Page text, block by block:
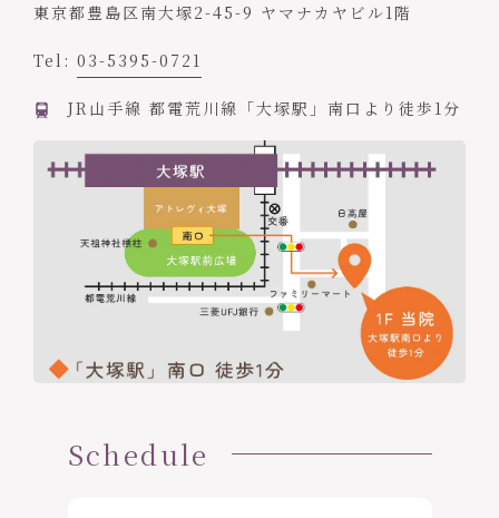
東京都豊島区南大塚2-45-9 ヤマナカヤビル1階
Tel: 03-5395-0721
JR山手線 都電荒川線「大塚駅」南口より徒歩1分
Schedule